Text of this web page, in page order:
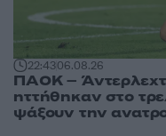
22:4306.08.26
ΠΑΟΚ – Άντερλεχτ
ηττήθηκαν στο
ψάξουν την